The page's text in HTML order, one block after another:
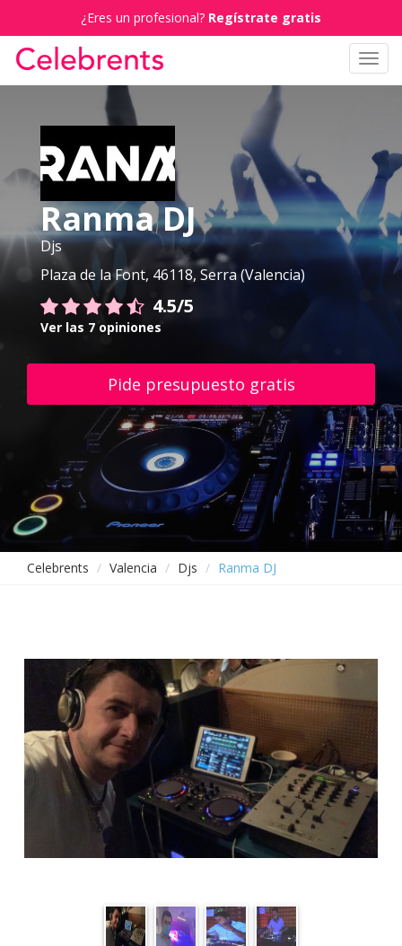
¿Eres un profesional? Regístrate gratis
Ranma DJ
Djs
Plaza de la Font, 46118, Serra (Valencia)
4.5/5
Ver las 7 opiniones
Pide presupuesto gratis
Celebrents Valencia Djs Ranma DJ